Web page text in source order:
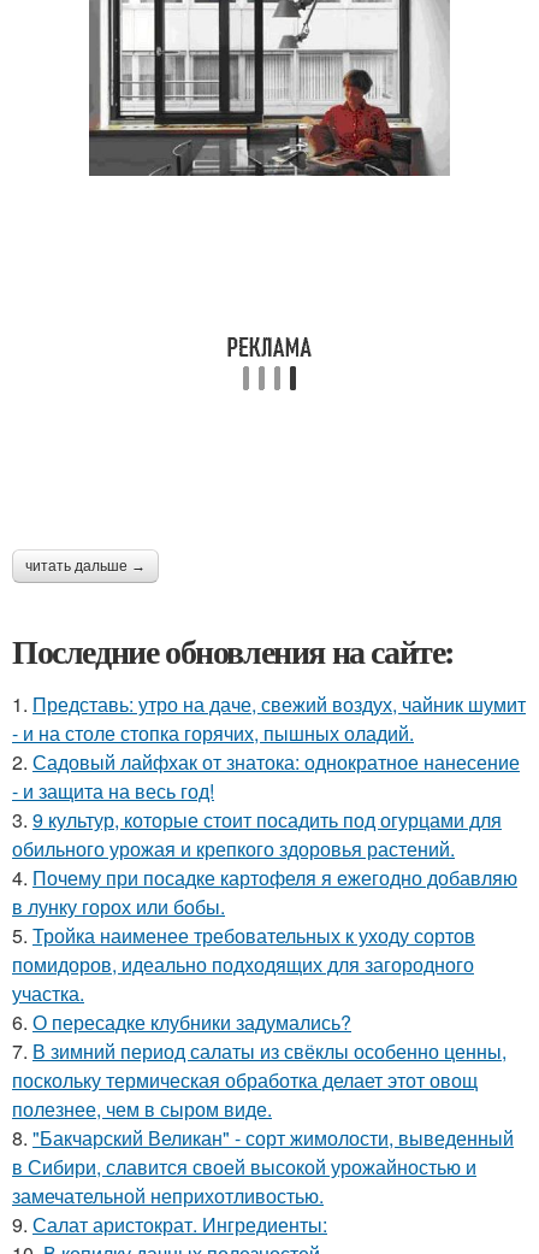
читать дальше →
Последние обновления на сайте:
1. Представь: утро на даче, свежий воздух, чайник шумит
- и на столе стопка горячих, пышных оладий.
2. Садовый лайфхак от знатока: однократное нанесение
- и защита на весь год!
3. 9 культур, которые стоит посадить под огурцами для
обильного урожая и крепкого здоровья растений.
4. Почему при посадке картофеля я ежегодно добавляю
в лунку горох или бобы.
5. Тройка наименее требовательных к уходу сортов
помидоров, идеально подходящих для загородного
участка.
6. О пересадке клубники задумались?
7. В зимний период салаты из свёклы особенно ценны,
поскольку термическая обработка делает этот овощ
полезнее, чем в сыром виде.
8. "Бакчарский Великан" - сорт жимолости, выведенный
в Сибири, славится своей высокой урожайностью и
замечательной неприхотливостью.
9. Салат аристократ. Ингредиенты: